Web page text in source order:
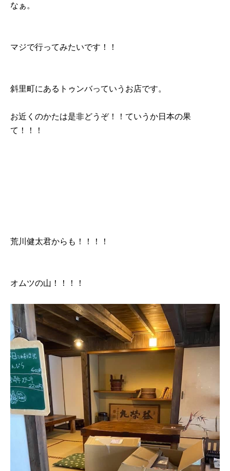
なぁ。
マジで行ってみたいです！！
斜里町にあるトゥンバっていうお店です。
お近くのかたは是非どうぞ！！ていうか日本の果
て！！！
荒川健太君からも！！！！
オムツの山！！！！